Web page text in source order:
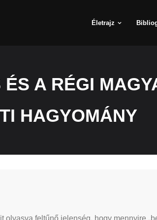
Életrajz
A RÉGI
HAGYOMÁNY
olvasva feltűnő jelenség, hogy mennyire